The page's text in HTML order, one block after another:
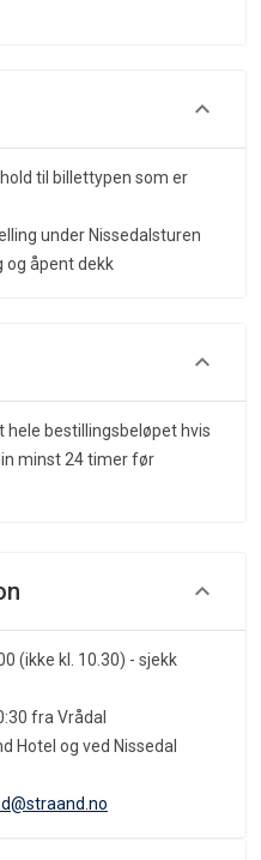
til billettypen som er
under Nissedalsturen
og åpent dekk
bestillingsbeløpet hvis
minst 24 timer før
(ikke kl. 10.30) - sjekk
fra Vrådal
Hotel og ved Nissedal